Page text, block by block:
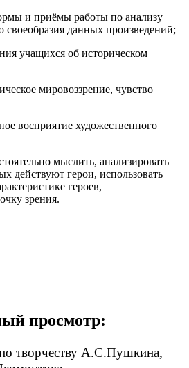
и приёмы работы по анализу
своеобразия данных произведений;
учащихся об историческом
мировоззрение, чувство
восприятие художественного
мыслить, анализировать
действуют герои, использовать
героев,
зрения.
просмотр:
творчеству А.С.Пушкина,